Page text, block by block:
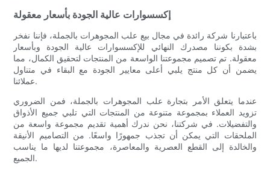
إكسسوارات عالية الجودة بأسعار معقولة
باعتبارنا شركة رائدة في مجال بيع علب المجوهرات بالجملة، فإننا نفخر
بشدة بكوننا مصدرك النهائي للإكسسوارات عالية الجودة وبأسعار
معقولة. تم تصميم مجموعتنا الواسعة من المنتجات لتحقيق الكمال، مما
يضمن أن كل منتج يلبي أعلى معايير الجودة مع البقاء في متناول
عملائنا.
عندما يتعلق الأمر بتجارة علب المجوهرات بالجملة، فمن الضروري
تزويد العملاء بمجموعة متنوعة من المنتجات التي تلبي جميع الأذواق
والتفضيلات. في شركتنا، نحن ندرك أهمية تقديم مجموعة واسعة من
الملحقات التي يمكن أن تجذب جمهورًا واسعًا. من التصاميم الأنيقة
والخالدة إلى القطع العصرية والمعاصرة، مجموعتنا لديها ما يناسب
الجميع.